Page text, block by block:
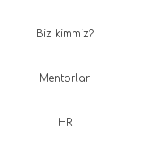
Biz kimmiz?
Mentorlar
HR